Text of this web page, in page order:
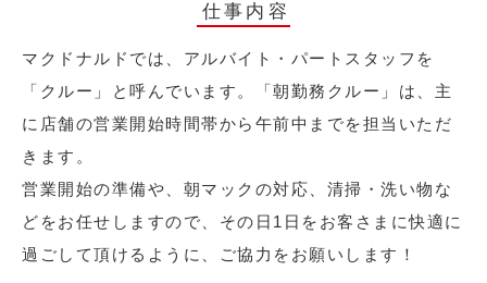
仕事内容
マクドナルドでは、アルバイト・パートスタッフを
「クルー」と呼んでいます。「朝勤務クルー」は、主
に店舗の営業開始時間帯から午前中までを担当いただ
きます。
営業開始の準備や、朝マックの対応、清掃・洗い物な
どをお任せしますので、その日1日をお客さまに快適に
過ごして頂けるように、ご協力をお願いします！